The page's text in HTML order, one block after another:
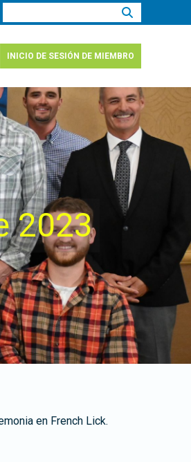
INICIO DE SESIÓN DE MIEMBRO
2023
en French Lick.